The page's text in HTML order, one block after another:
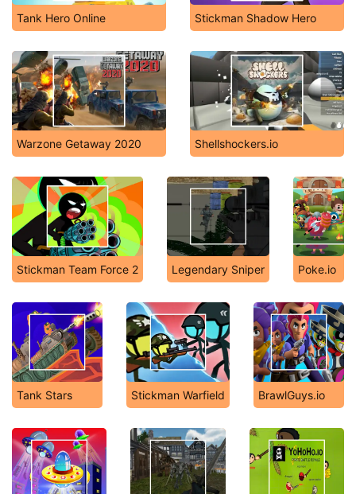
Tank Hero Online Stickman Shadow Hero
Warzone Getaway 2020 Shellshockers.io
Stickman Team Force 2 Legendary Sniper Poke.io
Tank Stars Stickman Warfield BrawlGuys.io